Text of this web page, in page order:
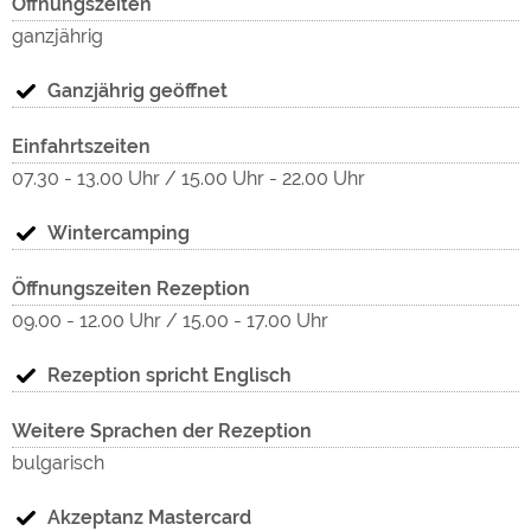
größten Schwarzwaldsee, dem Schluchsee, gelegen. Der
Stellplätze jeweils zwischen 75-90 qm groß.
Platz alle Stellplätze mit Strom versehen.
Behindertengerechte Duschen und WC.
Premiumplätze mit eigenem Strom- Wasser- und
Abwasseranschluß !
Gäste die 2 Nächte oder mehr auf unserem Platz
verweilen profitieren von der Hochschwarzwald-Card -
INFO unter: www.hochschwarzwald-card.de
Hallenbäder, Kloster, Museen, Schifffahrten,
Sie sich überraschen !
ganzjährig
Ganzjährig geöffnet
Einfahrtszeiten
07.30 - 13.00 Uhr / 15.00 Uhr - 22.00 Uhr
Wintercamping
Öffnungszeiten Rezeption
09.00 - 12.00 Uhr / 15.00 - 17.00 Uhr
Rezeption spricht Englisch
Weitere Sprachen der Rezeption
bulgarisch
Akzeptanz Mastercard